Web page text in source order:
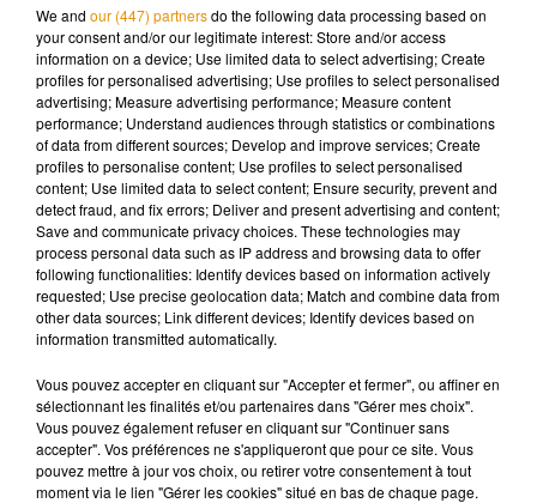
de 1968. Noel Gallagher expliquera plus tard qu’il parle d’un
ami imaginaire qui vient te sauver». Mais à l’époque, la
presse affirme qu’il s’agit d’une déclaration d’amour
adressée à sa femme. Une interprétation flatteuse… qu’il
laissera courir pendant des années avant de démentir,
avouant qu’il était devenu délicat de briser ce mythe surtout
vis-à-vis de sa femme…
Qu’ils l’acceptent ou non,Wonderwallest entré dans la
légende. Comme quoi, le succès échappe parfois totalement
à ceux qui le créent.
We and our (447) partnersdo the following data processing based on
your consent and/or our legitimate interest: Store and/or access
information on a device; Use limited data to select advertising; Create
profiles for personalised advertising; Use profiles to select personalised
advertising; Measure advertising performance; Measure content
performance; Understand audiences through statistics or combinations
of data from different sources; Develop and improve services; Create
profiles to personalise content; Use profiles to select personalised
content; Use limited data to select content; Ensure security, prevent and
detect fraud, and fix errors; Deliver and present advertising and content;
Save and communicate privacy choices. These technologies may
process personal data such as IP address and browsing data to offer
following functionalities: Identify devices based on information actively
requested; Use precise geolocation data; Match and combine data from
other data sources; Link different devices; Identify devices based on
information transmitted automatically.
Vous pouvez accepter en cliquant sur "Accepter et fermer", ou affiner en
sélectionnant les finalités et/ou partenaires dans "Gérer mes choix".
Vous pouvez également refuser en cliquant sur "Continuer sans
accepter". Vos préférences ne s'appliqueront que pour ce site. Vous
pouvez mettre à jour vos choix, ou retirer votre consentement à tout
moment via le lien "Gérer les cookies" situé en bas de chaque page.